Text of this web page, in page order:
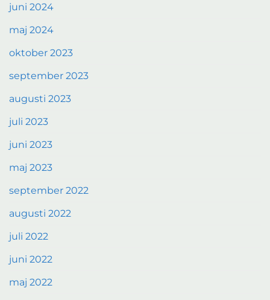
juni 2024
maj 2024
oktober 2023
september 2023
augusti 2023
juli 2023
juni 2023
maj 2023
september 2022
augusti 2022
juli 2022
juni 2022
maj 2022